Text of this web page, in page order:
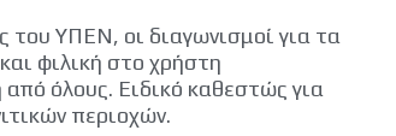
του ΥΠΕΝ, οι διαγωνισμοί για τα
φιλική στο χρήστη
όλους. Ειδικό καθεστώς για
περιοχών.